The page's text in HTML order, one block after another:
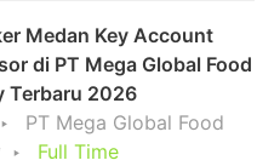
Medan Key Account
di PT Mega Global Food
Terbaru 2026
PT Mega Global Food
Full Time